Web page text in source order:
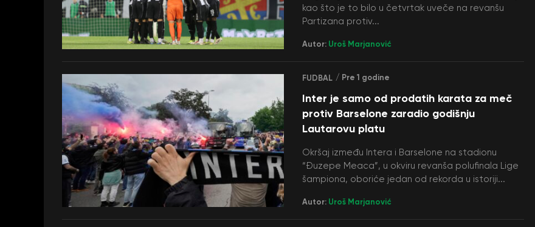
kao što je to bilo u četvrtak uveče na revanšu
Partizana protiv...
Autor: Uroš Marjanović
FUDBAL / Pre 1 godine
Inter je samo od prodatih karata za meč
protiv Barselone zaradio godišnju
Lautarovu platu
Okršaj između Intera i Barselone na stadionu
“Đuzepe Meaca”, u okviru revanša polufinala Lige
šampiona, oboriće jedan od rekorda u istoriji...
Autor: Uroš Marjanović